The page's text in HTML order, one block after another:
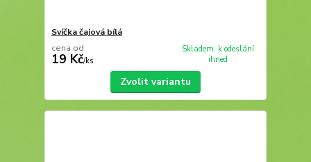
Svíčka čajová bílá
cena od
19 Kč/ks
Skladem, k odeslání
ihned
Zvolit variantu